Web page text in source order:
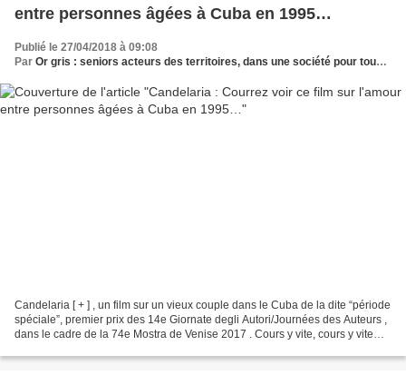
entre personnes âgées à Cuba en 1995…
Publié le 27/04/2018 à 09:08
Par Or gris : seniors acteurs des territoires, dans une société pour tous les âges
Candelaria [ + ] , un film sur un vieux couple dans le Cuba de la dite “période
spéciale”, premier prix des 14e Giornate degli Autori/Journées des Auteurs ,
dans le cadre de la 74e Mostra de Venise 2017 . Cours y vite, cours y vite…